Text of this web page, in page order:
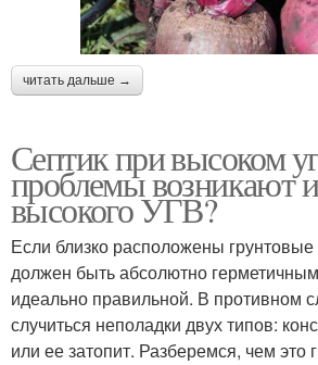
читать дальше →
Септик при высоком
проблемы возникают
высокого УГВ?
Если близко расположены
должен быть абсолютно
идеально правильной. В противном
случиться неполадки двух типов:
или ее затопит. Разберемся, чем это